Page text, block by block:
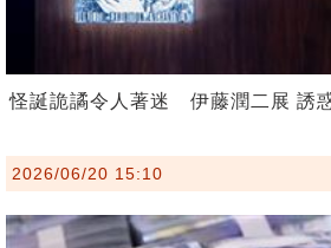
怪誕詭譎令人著迷 伊藤潤二展 誘
2026/06/20 15:10